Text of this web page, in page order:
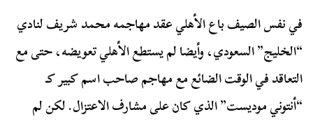
في نفس الصيف باع الأهلي عقد مهاجمه محمد شريف لنادي
“الخليج” السعودي، وأيضا لم يستطع الأهلي تعويضه، حتى مع
التعاقد في الوقت الضائع مع مهاجم صاحب اسم كبير كـ
“أنتوني موديست” الذي كان على مشارف الاعتزال. لكن لم